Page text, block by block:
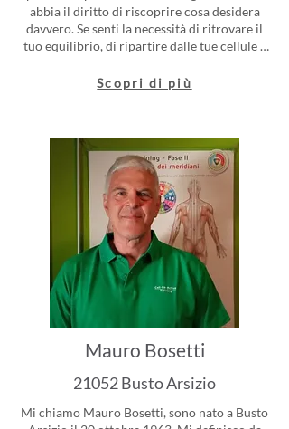
abbia il diritto di riscoprire cosa desidera
davvero. Se senti la necessità di ritrovare il
tuo equilibrio, di ripartire dalle tue cellule e
accompagnarti. Con la maturità dei miei 60
Scopri di più
Mauro Bosetti
21052 Busto Arsizio
Mi chiamo Mauro Bosetti, sono nato a Busto